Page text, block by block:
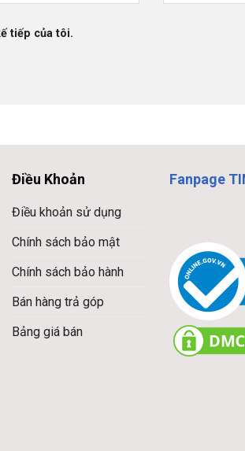
tiếp của tôi.
Điều Khoản
Điều khoản sử dụng
Chính sách bảo mật
Chính sách bảo hành
Bán hàng trả góp
Bảng giá bán
Fanpage